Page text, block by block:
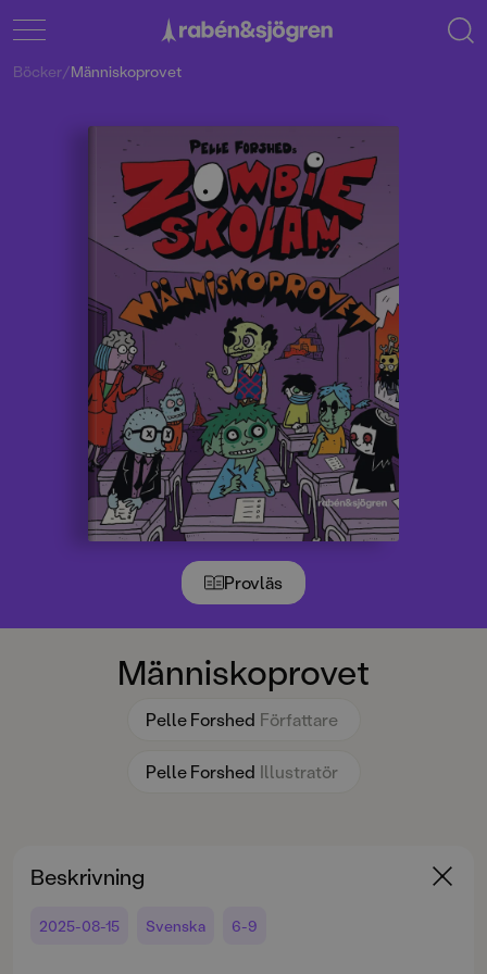
Provläs
Människoprovet
Pelle Forshed Författare
Pelle Forshed Illustratör
Böcker/Människoprovet
Beskrivning
2025-08-15 Svenska 6-9